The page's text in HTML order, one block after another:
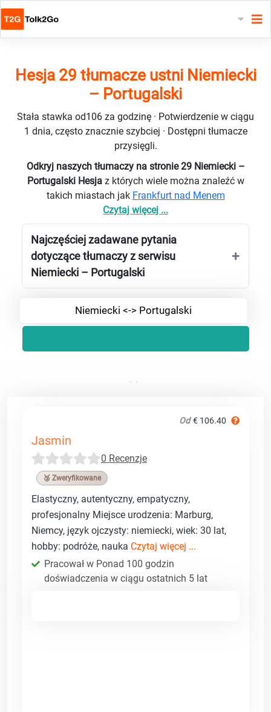
Hesja 29 tłumacze ustni Niemiecki
– Portugalski
Stała stawka od106 za godzinę · Potwierdzenie w ciągu
1 dnia, często znacznie szybciej · Dostępni tłumacze
przysięgli.
Odkryj naszych tłumaczy na stronie 29 Niemiecki –
Portugalski Hesja z których wiele można znaleźć w
takich miastach jak Frankfurt nad Menem
Czytaj więcej ...
Najczęściej zadawane pytania
dotyczące tłumaczy z serwisu
Niemiecki – Portugalski
Niemiecki <-> Portugalski
Od € 106.40
Jasmin
0 Recenzje
🥉 Zweryfikowane
Elastyczny, autentyczny, empatyczny,
profesjonalny Miejsce urodzenia: Marburg,
Niemcy, język ojczysty: niemiecki, wiek: 30 lat,
hobby: podróże, nauka Czytaj więcej ...
Pracował w Ponad 100 godzin
doświadczenia w ciągu ostatnich 5 lat